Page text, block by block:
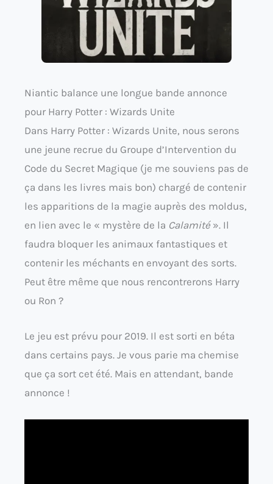
Niantic balance une longue bande annonce
pour Harry Potter : Wizards Unite
Dans Harry Potter : Wizards Unite, nous serons
une jeune recrue du Groupe d’Intervention du
Code du Secret Magique (je me souviens pas de
ça dans les livres mais bon) chargé de contenir
les apparitions de la magie auprès des moldus,
en lien avec le « mystère de la Calamité». Il
faudra bloquer les animaux fantastiques et
contenir les méchants en envoyant des sorts.
Peut être même que nous rencontrerons Harry
ou Ron ?
Le jeu est prévu pour 2019. Il est sorti en béta
dans certains pays. Je vous parie ma chemise
que ça sort cet été. Mais en attendant, bande
annonce !